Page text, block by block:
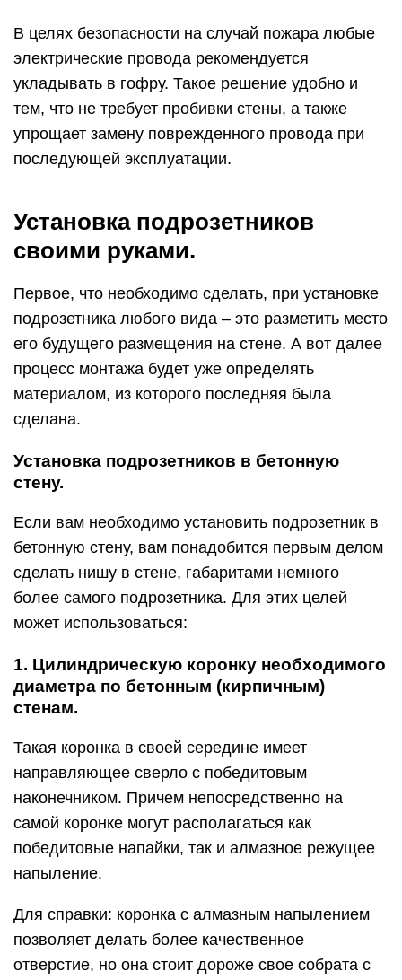
В целях безопасности на случай пожара любые
электрические провода рекомендуется
укладывать в гофру. Такое решение удобно и
тем, что не требует пробивки стены, а также
упрощает замену поврежденного провода при
последующей эксплуатации.
Установка подрозетников
своими руками.
Первое, что необходимо сделать, при установке
подрозетника любого вида – это разметить место
его будущего размещения на стене. А вот далее
процесс монтажа будет уже определять
материалом, из которого последняя была
сделана.
Установка подрозетников в бетонную
стену.
Если вам необходимо установить подрозетник в
бетонную стену, вам понадобится первым делом
сделать нишу в стене, габаритами немного
более самого подрозетника. Для этих целей
может использоваться:
1. Цилиндрическую коронку необходимого
диаметра по бетонным (кирпичным)
стенам.
Такая коронка в своей середине имеет
направляющее сверло с победитовым
наконечником. Причем непосредственно на
самой коронке могут располагаться как
победитовые напайки, так и алмазное режущее
напыление.
Для справки: коронка с алмазным напылением
позволяет делать более качественное
отверстие, но она стоит дороже свое собрата с